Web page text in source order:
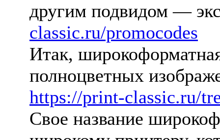
другим подвидом —
classic.ru/promocodes
Итак,
полноцветных
https://print-classic.ru/
Свое название